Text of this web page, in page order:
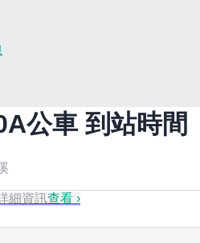
公車 到站時間
細資訊查看 ›